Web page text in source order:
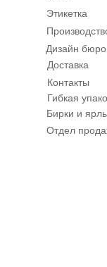
Этикетка
Дизайн бюро
Доставка
Контакты
Гибкая
Бирки и
Отдел